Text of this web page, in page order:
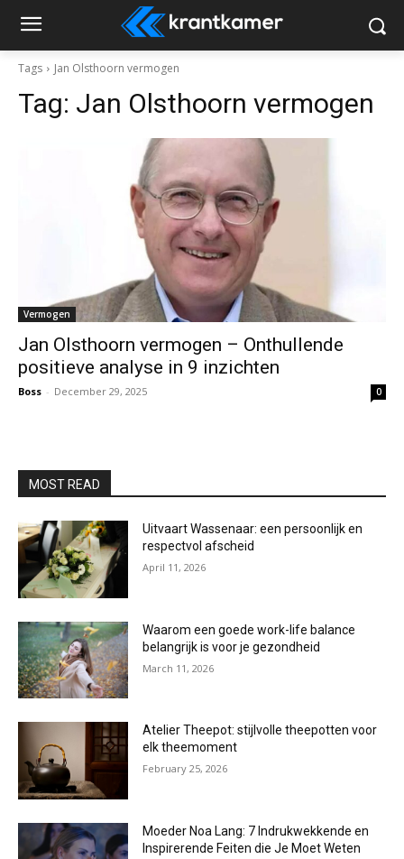
Tags Jan Olsthoorn vermogen
Tag: Jan Olsthoorn vermogen
Vermogen
Jan Olsthoorn vermogen – Onthullende
positieve analyse in 9 inzichten
Boss - December 29, 2025 0
MOST READ
Uitvaart Wassenaar: een persoonlijk en
respectvol afscheid
April 11, 2026
Waarom een goede work-life balance
belangrijk is voor je gezondheid
March 11, 2026
Atelier Theepot: stijlvolle theepotten voor
elk theemoment
February 25, 2026
Moeder Noa Lang: 7 Indrukwekkende en
Inspirerende Feiten die Je Moet Weten